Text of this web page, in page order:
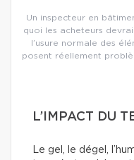
Un inspecteur en
quoi les acheteurs
l’usure normale des
posent réellement
L’IMPACT DU
Le gel, le dégel,